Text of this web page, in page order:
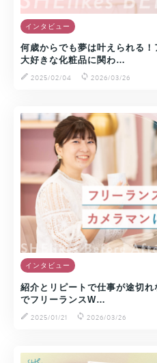
インタビュー
何歳からでも夢は叶えられる！
大好きな化粧品に関わ…
2025/02/04
2026/03/26
インタビュー
紹介とリピートで仕事が途切
でフリーランスW…
2025/01/21
2026/03/26